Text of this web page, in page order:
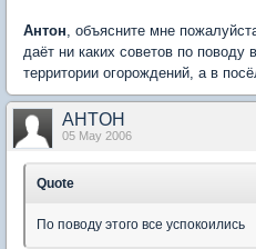
Антон , объясните мне
даёт ни каких советов по поводу
территории огорождений, а в
AHTOH
05 May 2006
Quote
По поводу этого все успокоились